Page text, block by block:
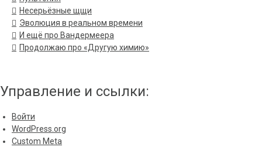
Несерьёзные щщи
Эволюция в реальном времени
И ещё про Вандермеера
Продолжаю про «Другую химию»
Управление и ссылки:
Войти
WordPress.org
Custom Meta